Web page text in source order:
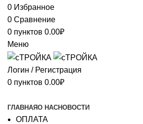
0 Избранное
0 Сравнение
0 пунктов 0.00₽
Меню
Логин / Регистрация
0 пунктов 0.00₽
ГЛАВНАЯО НАСНОВОСТИ
ОПЛАТА